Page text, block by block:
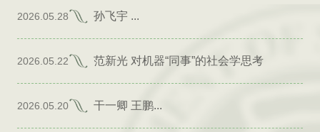
2026.05.28 孙飞宇 ...
2026.05.22 范新光 对机器“同事”的社会学思考
2026.05.20 干一卿 王鹏...